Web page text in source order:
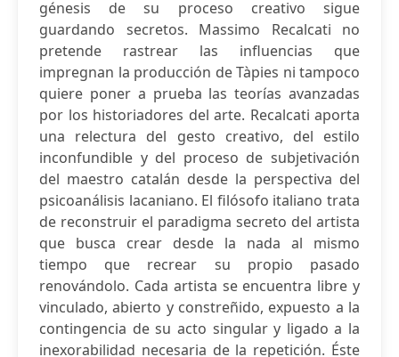
génesis de su proceso creativo sigue
guardando secretos. Massimo Recalcati no
pretende rastrear las influencias que
impregnan la producción de Tàpies ni tampoco
quiere poner a prueba las teorías avanzadas
por los historiadores del arte. Recalcati aporta
una relectura del gesto creativo, del estilo
inconfundible y del proceso de subjetivación
del maestro catalán desde la perspectiva del
psicoanálisis lacaniano. El filósofo italiano trata
de reconstruir el paradigma secreto del artista
que busca crear desde la nada al mismo
tiempo que recrear su propio pasado
renovándolo. Cada artista se encuentra libre y
vinculado, abierto y constreñido, expuesto a la
contingencia de su acto singular y ligado a la
inexorabilidad necesaria de la repetición. Éste